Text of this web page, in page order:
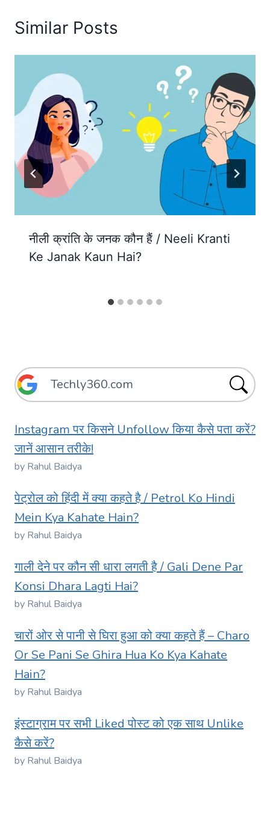
Similar Posts
नीली क्रांति के जनक कौन हैं / Neeli Kranti
Ke Janak Kaun Hai?
Instagram पर किसने Unfollow किया कैसे पता करें?
जानें आसान तरीके!
by Rahul Baidya
पेट्रोल को हिंदी में क्या कहते है / Petrol Ko Hindi
Mein Kya Kahate Hain?
by Rahul Baidya
गाली देने पर कौन सी धारा लगती है / Gali Dene Par
Konsi Dhara Lagti Hai?
by Rahul Baidya
चारों ओर से पानी से घिरा हुआ को क्या कहते हैं – Charo
Or Se Pani Se Ghira Hua Ko Kya Kahate
Hain?
by Rahul Baidya
इंस्टाग्राम पर सभी Liked पोस्ट को एक साथ Unlike
कैसे करें?
by Rahul Baidya